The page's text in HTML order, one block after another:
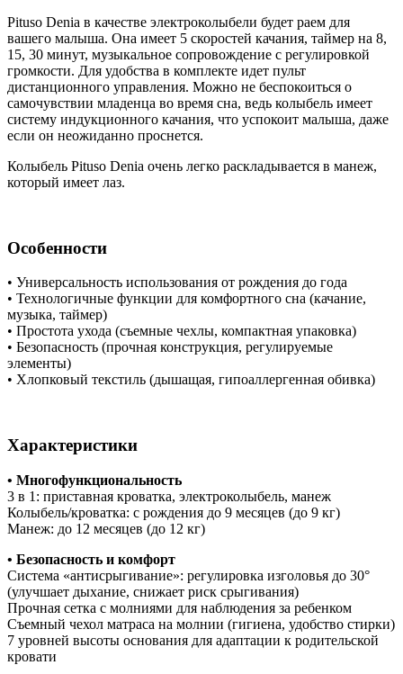
Pituso Denia в качестве электроколыбели будет раем для
вашего малыша. Она имеет 5 скоростей качания, таймер на 8,
15, 30 минут, музыкальное сопровождение с регулировкой
громкости. Для удобства в комплекте идет пульт
дистанционного управления. Можно не беспокоиться о
самочувствии младенца во время сна, ведь колыбель имеет
систему индукционного качания, что успокоит малыша, даже
если он неожиданно проснется.
Колыбель Pituso Denia очень легко раскладывается в манеж,
который имеет лаз.
Особенности
• Универсальность использования от рождения до года
• Технологичные функции для комфортного сна (качание,
музыка, таймер)
• Простота ухода (съемные чехлы, компактная упаковка)
• Безопасность (прочная конструкция, регулируемые
элементы)
• Хлопковый текстиль (дышащая, гипоаллергенная обивка)
Характеристики
• Многофункциональность
3 в 1: приставная кроватка, электроколыбель, манеж
Колыбель/кроватка: с рождения до 9 месяцев (до 9 кг)
Манеж: до 12 месяцев (до 12 кг)
• Безопасность и комфорт
Система «антисрыгивание»: регулировка изголовья до 30°
(улучшает дыхание, снижает риск срыгивания)
Прочная сетка с молниями для наблюдения за ребенком
Съемный чехол матраса на молнии (гигиена, удобство стирки)
7 уровней высоты основания для адаптации к родительской
кровати